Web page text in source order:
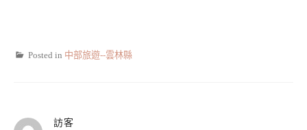
Posted in 中部旅遊--雲林縣
訪客